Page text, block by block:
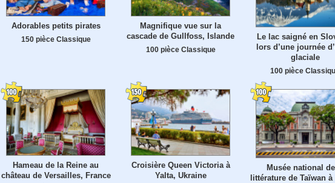
Adorables petits pirates
150 pièce Classique
Magnifique vue sur la
cascade de Gullfoss, Islande
100 pièce Classique
Le lac saigné en
lors d’une journée
glaciale
100 pièce
Hameau de la Reine au
château de Versailles, France
Croisière Queen Victoria à
Yalta, Ukraine
Musée national
littérature de Taïwan à